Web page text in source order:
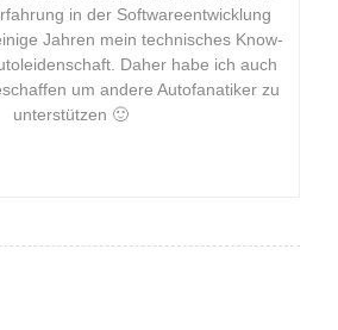
in der Softwareentwicklung
Jahren mein technisches Know-
Daher habe ich auch
um andere Autofanatiker zu
unterstützen 🙂